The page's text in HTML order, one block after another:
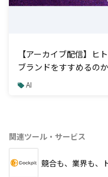
【アーカイブ配信】ヒ
ブランドをすすめるの
説 AI
関連ツール・サービス
競合も、業界も、